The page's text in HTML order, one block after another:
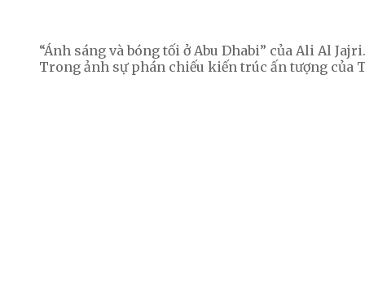
“Ánh sáng và bóng tối ở Abu Dhabi” của Ali Al
Trong ảnh sự phán chiếu kiến trúc ấn tượng của